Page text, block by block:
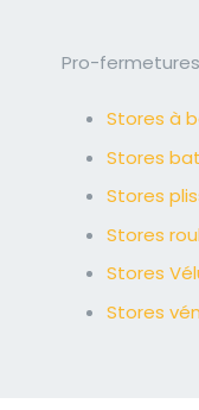
Pro-
Stores à
Stores
Stores
Stores
Stores
Stores